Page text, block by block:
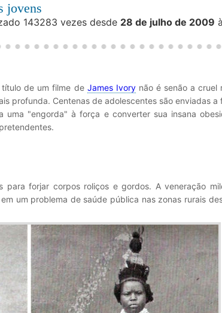
jovens
143283 vezes desde 28 de julho de 2009
de um filme de James Ivorynão é senão a cruel
profunda. Centenas de adolescentes são enviadas a
uma "engorda" à força e converter sua insana
para forjar corpos roliços e gordos. A veneração
um problema de saúde pública nas zonas rurais